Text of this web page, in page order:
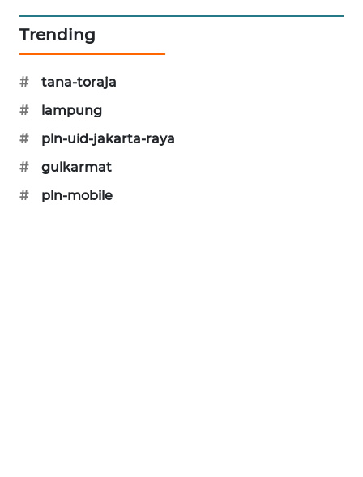
Trending
#
tana-toraja
#
lampung
#
pln-uid-jakarta-raya
#
gulkarmat
#
pln-mobile
LKKI
KOPEKLIN
PORTAL
KONSUMEN
FORWAMKI